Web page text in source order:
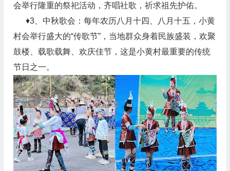
会举行隆重的祭祀活动，齐唱社歌，祈求祖先护佑。
♦3、 中秋歌会：每年农历八月十四、
八月十五，小黄
村会举行盛大的“传歌节”， 当地群众身着民族盛装，欢聚
鼓楼、载歌载舞、欢庆佳节， 这是小黄村最重要的传统
节日之一。